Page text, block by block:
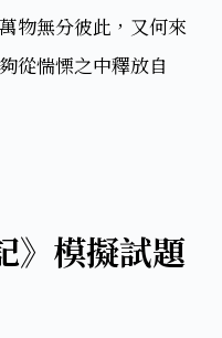
物無分彼此，又何來
從惴慄之中釋放自
》模擬試題